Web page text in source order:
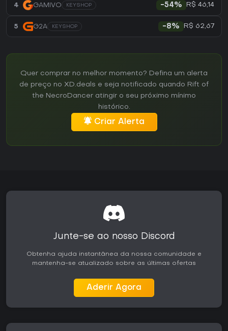
4 GAMIVO KEYSHOP -54% R$ 46,14
5 G2A KEYSHOP -8% R$ 62,67
Quer comprar no melhor momento? Defina um alerta
de preço no XD.deals e seja notificado quando Rift of
the NecroDancer atingir o seu próximo mínimo
histórico.
Criar Alerta
Junte-se ao nosso Discord
Obtenha ajuda instantânea da nossa comunidade e
mantenha-se atualizado sobre as últimas ofertas
Aderir Agora